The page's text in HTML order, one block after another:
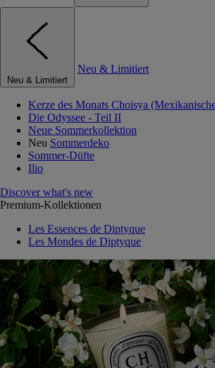
Neu & Limitiert
Neu & Limitiert
Kerze des Monats Choisya
Die Odyssee - Teil II
Neue Sommerkollektion
Neu Sommerdeko
Sommer-Düfte
Ilio
Discover what's new
Premium-Kollektionen
Les Essences de Diptyque
Les Mondes de Diptyque